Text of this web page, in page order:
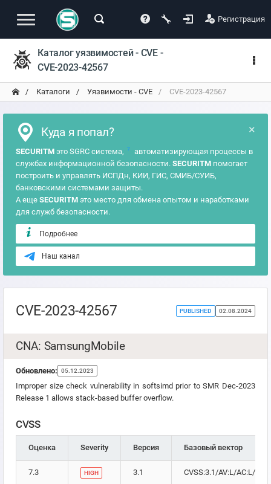
Регистрация
Каталог уязвимостей - CVE -
CVE-2023-42567
Каталоги Уязвимости - CVE CVE-2023-42567
×
Куда я попал?
SECURITM это SGRC система, ?
автоматизирующая процессы в
службах информационной безопасности. SECURITM помогает
построить и управлять ИСПДн, КИИ, ГИС, СМИБ/СУИБ,
банковскими системами защиты.
А еще SECURITM это место для обмена опытом и наработками
для служб безопасности.
Подробнее
Наш канал
CVE-2023-42567 PUBLISHED 02.08.2024
CNA: SamsungMobile
Обновлено: 05.12.2023
Improper size check vulnerability in softsimd prior to SMR Dec-2023
Release 1 allows stack-based buffer overflow.
CVSS
Оценка Severity Версия Базовый вектор
7.3 HIGH 3.1 CVSS:3.1/AV:L/AC:L/